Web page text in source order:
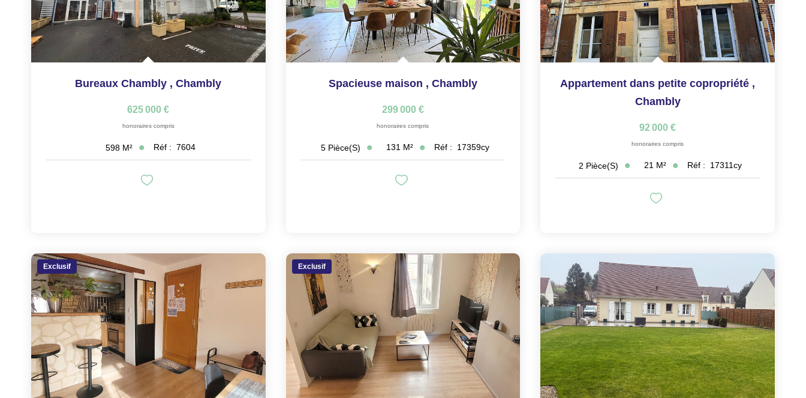
Bureaux Chambly ,Chambly
625 000 €
honoraires compris
598 M² Réf : 7604
Spacieuse maison , Chambly
299 000 €
honoraires compris
5 Pièce(s) 131 M² Réf : 17359cy
Appartement dans petite copropriété ,
Chambly
92 000 €
honoraires compris
2 Pièce(s) 21 M² Réf : 17311cy
Exclusif Exclusif